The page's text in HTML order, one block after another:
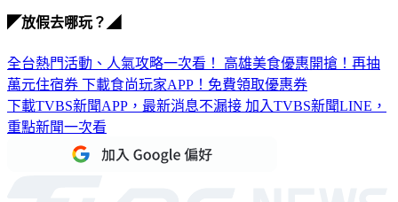
◤放假去哪玩？◢
全台熱門活動、人氣攻略一次看！ 高雄美食優惠開搶！再抽
萬元住宿券 下載食尚玩家APP！免費領取優惠券
下載TVBS新聞APP，最新消息不漏接 加入TVBS新聞LINE，
重點新聞一次看